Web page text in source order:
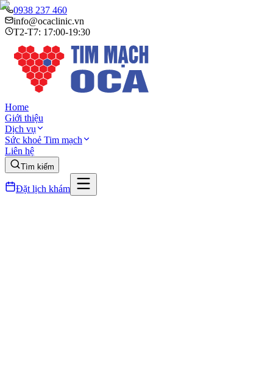
0938 237 460
info@ocaclinic.vn
T2-T7: 17:00-19:30
Home
Giới thiệu
Dịch vụ
Sức khoẻ Tim mạch
Liên hệ
Tìm kiếm
Đặt lịch khám